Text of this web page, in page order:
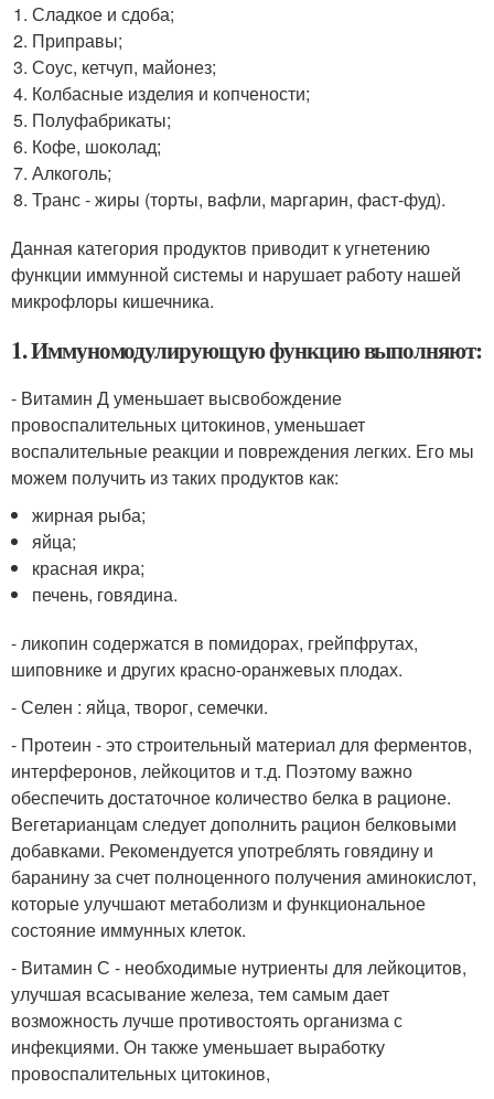
Сладкое и сдоба;
Приправы;
Соус, кетчуп, майонез;
Колбасные изделия и копчености;
Полуфабрикаты;
Кофе, шоколад;
Алкоголь;
Транс - жиры (торты, вафли, маргарин, фаст-фуд).
Данная категория продуктов приводит к угнетению
функции иммунной системы и нарушает работу нашей
микрофлоры кишечника.
1. Иммуномодулирующую функцию выполняют:
- Витамин Д уменьшает высвобождение
провоспалительных цитокинов, уменьшает
воспалительные реакции и повреждения легких. Его мы
можем получить из таких продуктов как:
жирная рыба;
яйца;
красная икра;
печень, говядина.
- ликопин содержатся в помидорах, грейпфрутах,
шиповнике и других красно-оранжевых плодах.
- Селен : яйца, творог, семечки.
- Протеин - это строительный материал для ферментов,
интерферонов, лейкоцитов и т.д. Поэтому важно
обеспечить достаточное количество белка в рационе.
Вегетарианцам следует дополнить рацион белковыми
добавками. Рекомендуется употреблять говядину и
баранину за счет полноценного получения аминокислот,
которые улучшают метаболизм и функциональное
состояние иммунных клеток.
- Витамин С - необходимые нутриенты для лейкоцитов,
улучшая всасывание железа, тем самым дает
возможность лучше противостоять организма с
инфекциями. Он также уменьшает выработку
провоспалительных цитокинов,